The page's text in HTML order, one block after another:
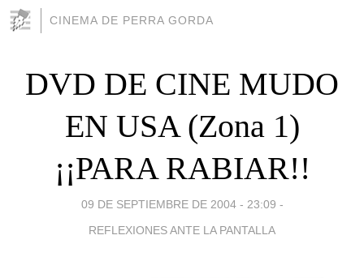
CINEMA DE PERRA GORDA
DVD DE CINE MUDO
EN USA (Zona 1)
¡¡PARA RABIAR!!
09 DE SEPTIEMBRE DE 2004 - 23:09 -
REFLEXIONES ANTE LA PANTALLA